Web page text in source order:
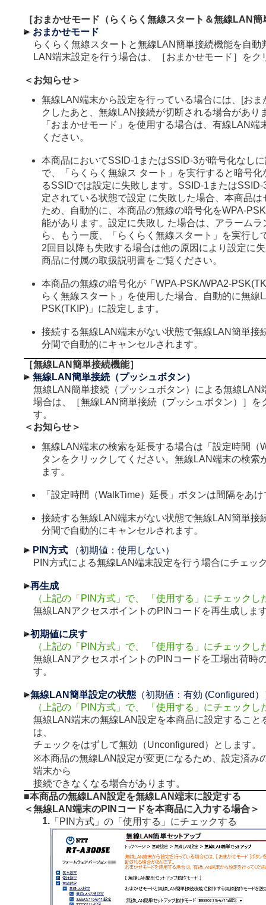
［おまかせモード（らくらく無線スタート＆無線LAN
おまかせモード
らくらく無線スタートと無線LAN簡単接続機能を自動
LAN端末設定を行う場合は、［おまかせモード］をク
＜お知らせ＞
無線LAN端末から設定を行っている場合には、[おま
クしたあと、無線LAN接続が切断される場合があり
「おまかせモード」を使用する場合は、有線LAN端
ください。
本商品においてSSID-1またはSSID-3が暗号化なし
で、「らくらく無線ス タート」を実行すると暗号
るSSIDでは設定に失敗します。SSID-1または
定されている状態で設定 に失敗した場合、本商品
ため、自動的に、本商品の無線の暗号化をWPA-
能があります。設定に失敗し た場合は、アラームラ
ら、もう一度、「らくらく無線スタート」を実行し
2回目以降も失敗する場合は他の原因により設定に
商品に付属の取扱説明書をご覧ください。
本商品の無線の暗号化が「WPA-PSK/WPA2-
らく無線スタート」を使用した場合、自動的に無線
PSK(TKIP)」に設定します。
接続する無線LAN端末がない状態で無線LAN簡単接
分間で自動的にキャンセルされます。
［無線LAN簡単接続機能］
無線LAN簡単接続（プッシュボタン）
無線LAN簡単接続（プッシュボタン）による無線LAN
場合は、［無線LAN簡単接続（プッシュボタン）］を
す。
＜お知らせ＞
無線LAN端末の検索を延長する場合は「設定時間（
タンをクリックしてください。無線LAN端末の検索
ます。
「設定時間（WalkTime）延長」ボタンは間隔をあ
接続する無線LAN端末がない状態で無線LAN簡単接
分間で自動的にキャンセルされます。
PIN方式 （初期値：使用しない）
PIN方式による無線LAN端末設定を行う場合にチェッ
再生成
（上記の「PIN方式」で、 「使用する」にチェックし
無線LANアクセスポイントのPINコードを再生成しま
初期値に戻す
（上記の「PIN方式」で、 「使用する」にチェックし
無線LANアクセスポイントのPINコードを工場出荷時
す。
無線LAN簡単設定の状態 （初期値：有効 (Configured
（上記の「PIN方式」で、 「使用する」にチェックし
無線LAN端末の無線LAN設定を本商品に設定すること
は、
チェックをはずして無効（Unconfigured）とします。
※本商品の無線LAN設定が変更になるため、設定済み
端末から
接続できなくなる場合があります。
■本商品の無線LAN設定を無線LAN端末に設定する
＜無線LAN端末のPINコードを本商品に入力する場合＞
1. 「PIN方式」の「使用する」にチェックする